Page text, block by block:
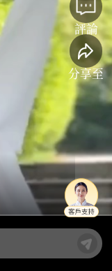
評論
分享至